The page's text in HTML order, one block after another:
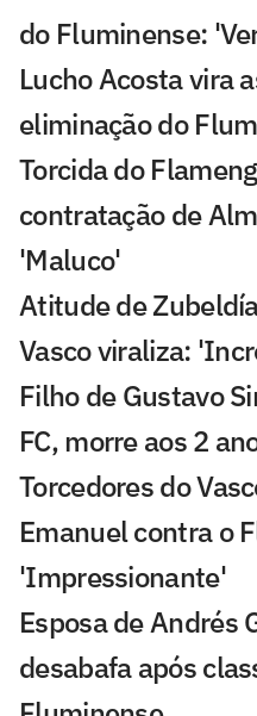
do Fluminense:
Lucho Acosta vira
eliminação do
Torcida do
contratação de
'Maluco'
Atitude de
Vasco viraliza:
Filho de Gustavo
FC, morre aos 2
Torcedores do
Emanuel contra o
'Impressionante'
Esposa de Andrés
desabafa após